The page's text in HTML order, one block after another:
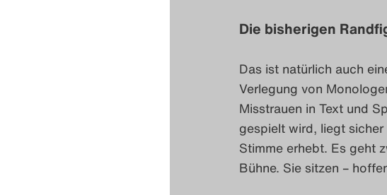
Die bisherigen
Das ist natürlich auch
Verlegung von
Misstrauen in Text und
gespielt wird, liegt
Stimme erhebt. Es geht
Bühne. Sie sitzen –